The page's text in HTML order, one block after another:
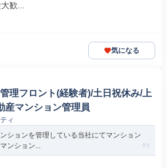
歓...
気になる
理フロント(経験者)/土日祝休み/上
産マンション管理員
ィ
ションを管理している当社にてマンション
ンション...